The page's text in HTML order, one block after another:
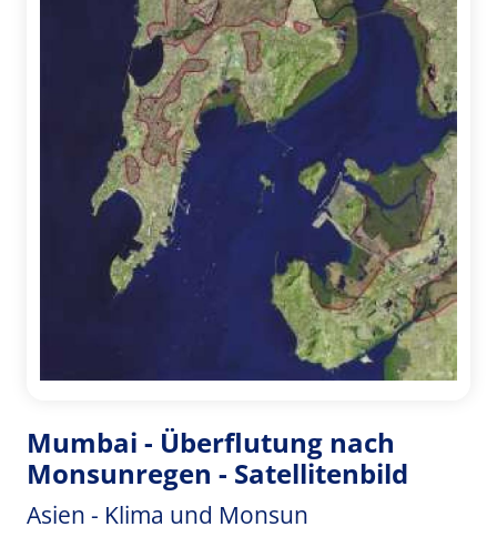
Mumbai - Überflutung nach
Monsunregen - Satellitenbild
Asien - Klima und Monsun